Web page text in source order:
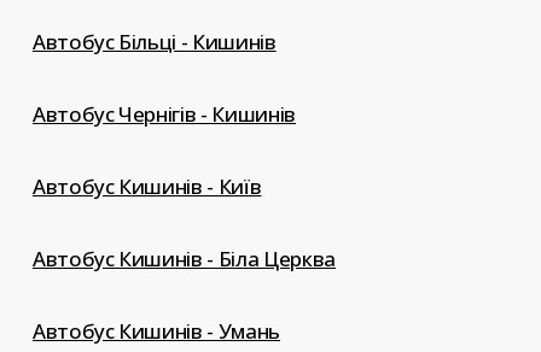
Автобус Більці - Кишинів
Автобус Чернігів - Кишинів
Автобус Кишинів - Київ
Автобус Кишинів - Біла Церква
Автобус Кишинів - Умань